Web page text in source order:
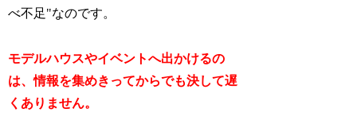
べ不足"なのです。
モデルハウスやイベントへ出かけるの
は、情報を集めきってからでも決して遅
くありません。